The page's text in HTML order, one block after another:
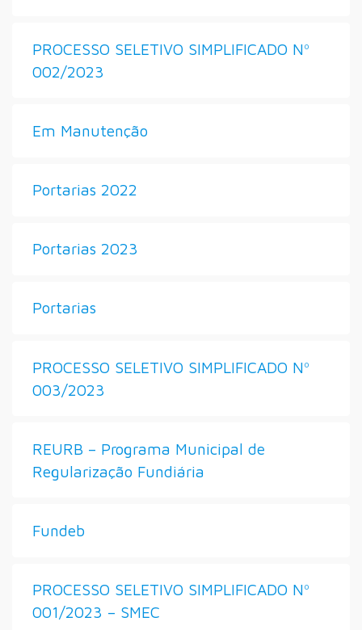
PROCESSO SELETIVO SIMPLIFICADO Nº
002/2023
Em Manutenção
Portarias 2022
Portarias 2023
Portarias
PROCESSO SELETIVO SIMPLIFICADO Nº
003/2023
REURB – Programa Municipal de
Regularização Fundiária
Fundeb
PROCESSO SELETIVO SIMPLIFICADO Nº
001/2023 – SMEC